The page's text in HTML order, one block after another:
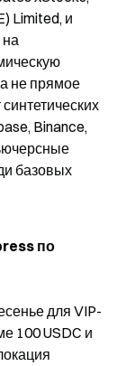
Limited, и
не прямое
Binance,
базовых
по
для VIP-
100 USDC и